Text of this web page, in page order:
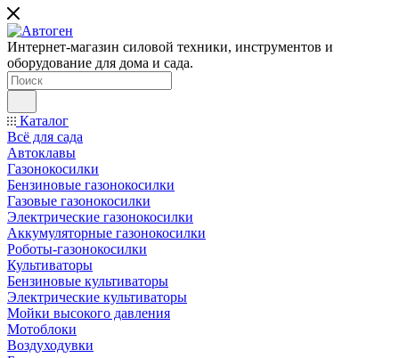
Интернет-магазин силовой техники, инструментов и
оборудование для дома и сада.
Каталог
Всё для сада
Автоклавы
Газонокосилки
Бензиновые газонокосилки
Газовые газонокосилки
Электрические газонокосилки
Аккумуляторные газонокосилки
Роботы-газонокосилки
Культиваторы
Бензиновые культиваторы
Электрические культиваторы
Мойки высокого давления
Мотоблоки
Воздуходувки